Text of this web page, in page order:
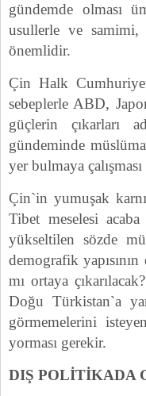
gündemde olması
usullerle ve samimi,
önemlidir.
Çin Halk
sebeplerle ABD,
güçlerin çıkarları
gündeminde
yer bulmaya
Çin`in yumuşak karnı
Tibet meselesi
yükseltilen sözde
demografik
mı ortaya
Doğu Türkistan`a
görmemelerini
yorması gerekir.
DIŞ POLİTİKADA